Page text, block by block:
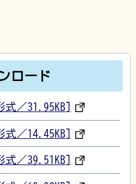
ロード
／31.95KB]
式／14.45KB]
式／39.51KB]